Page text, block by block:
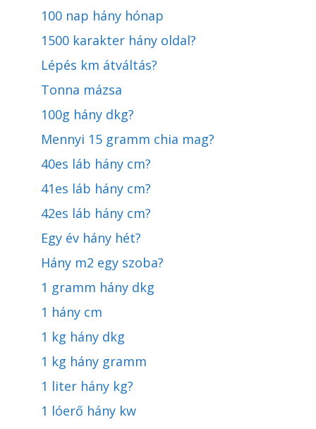
100 nap hány hónap
1500 karakter hány oldal?
Lépés km átváltás?
Tonna mázsa
100g hány dkg?
Mennyi 15 gramm chia mag?
40es láb hány cm?
41es láb hány cm?
42es láb hány cm?
Egy év hány hét?
Hány m2 egy szoba?
1 gramm hány dkg
1 hány cm
1 kg hány dkg
1 kg hány gramm
1 liter hány kg?
1 lóerő hány kw